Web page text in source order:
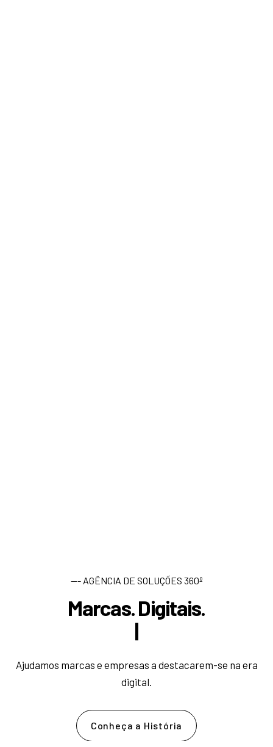
--- AGÊNCIA DE SOLUÇÕES 360º
Marcas. Digitais.
es
Ajudamos marcas e empresas a destacarem-se na era
digital.
Conheça a História